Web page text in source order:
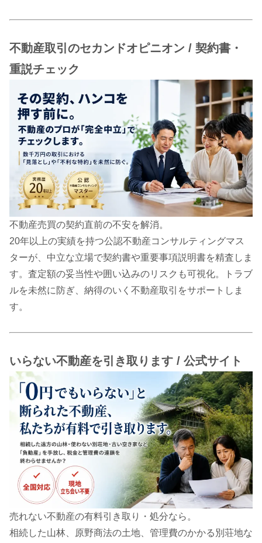
不動産取引のセカンドオピニオン / 契約書・
重説チェック
不動産売買の契約直前の不安を解消。
20年以上の実績を持つ公認不動産コンサルティングマス
ターが、中立な立場で契約書や重要事項説明書を精査しま
す。査定額の妥当性や囲い込みのリスクも可視化。トラブ
ルを未然に防ぎ、納得のいく不動産取引をサポートしま
す。
いらない不動産を引き取ります / 公式サイト
売れない不動産の有料引き取り・処分なら。
相続した山林、原野商法の土地、管理費のかかる別荘地な